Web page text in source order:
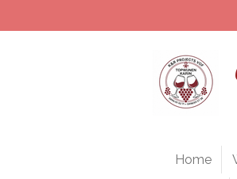
direct
Home